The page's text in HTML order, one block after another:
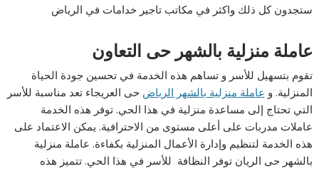
ستجدون كل ذلك واكثر في مكاتب تاجير خدامات في الرياض
عاملة منزلية بالشهر حى التعاون
تقوم بتسهيل للأسر و تساهم هذه الخدمة في تحسين جودة الحياة
المنزلية. و عاملة منزلية بالشهر الرياض حى العريجاء تعد مناسبة للأسر
التي تحتاج إلى مساعدة منزلية في هذا الحي. توفر هذه الخدمة
عاملات مدربات على أعلى مستوى من الاحترافية. يمكن الاعتماد على
هذه الخدمة لتنظيم وإدارة الأعمال المنزلية بكفاءة. عاملة منزلية
بالشهر حى الريان توفر النظافة للأسر في هذا الحي. تتميز هذه